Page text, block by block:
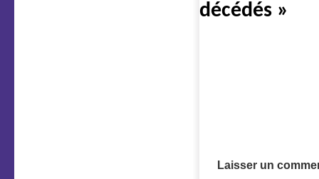
décédés »
Laisser un